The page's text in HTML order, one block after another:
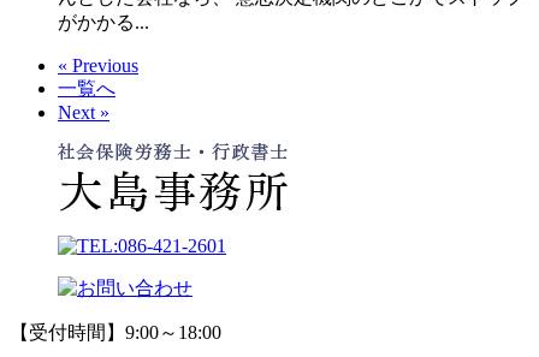
がかかる...
« Previous
一覧へ
Next »
【受付時間】9:00～18:00